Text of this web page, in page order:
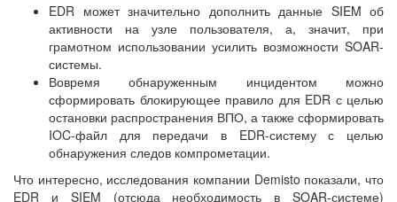
EDR может значительно дополнить данные SIEM об
активности на узле пользователя, а, значит, при
грамотном использовании усилить возможности SOAR-
системы.
Вовремя обнаруженным инцидентом можно
сформировать блокирующее правило для EDR с целью
остановки распространения ВПО, а также сформировать
IOC-файл для передачи в EDR-систему с целью
обнаружения следов компрометации.
Что интересно, исследования компании Demisto показали, что
EDR и SIEM (отсюда необходимость в SOAR-системе)